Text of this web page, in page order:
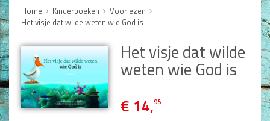
Huwelijk en Gezin
Huwelijk
Opvoeding
Alle producten
Man / Vrouw
Man
Home Kinderboeken
Voorlezen
Het visje dat wilde weten wie God is
Het visje dat wilde
weten wie God is
€ 14,95